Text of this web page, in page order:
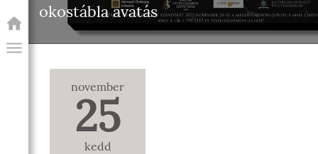
okostábla avatás
november
25
kedd